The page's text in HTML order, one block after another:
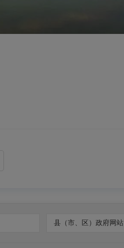
县（市、区）政府网站